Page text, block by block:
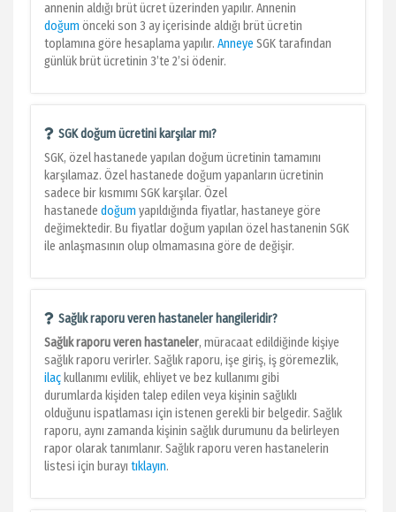
annenin aldığı brüt ücret üzerinden yapılır. Annenin
doğum önceki son 3 ay içerisinde aldığı brüt ücretin
toplamına göre hesaplama yapılır. Anneye SGK tarafından
günlük brüt ücretinin 3’te 2’si ödenir.
SGK doğum ücretini karşılar mı?
SGK, özel hastanede yapılan doğum ücretinin tamamını
karşılamaz. Özel hastanede doğum yapanların ücretinin
sadece bir kısmımı SGK karşılar. Özel
hastanede doğum yapıldığında fiyatlar, hastaneye göre
değimektedir. Bu fiyatlar doğum yapılan özel hastanenin SGK
ile anlaşmasının olup olmamasına göre de değişir.
Sağlık raporu veren hastaneler hangileridir?
Sağlık raporu veren hastaneler, müracaat edildiğinde kişiye
sağlık raporu verirler. Sağlık raporu, işe giriş, iş göremezlik,
ilaç kullanımı evlilik, ehliyet ve bez kullanımı gibi
durumlarda kişiden talep edilen veya kişinin sağlıklı
olduğunu ispatlaması için istenen gerekli bir belgedir. Sağlık
raporu, aynı zamanda kişinin sağlık durumunu da belirleyen
rapor olarak tanımlanır. Sağlık raporu veren hastanelerin
listesi için burayı tıklayın.